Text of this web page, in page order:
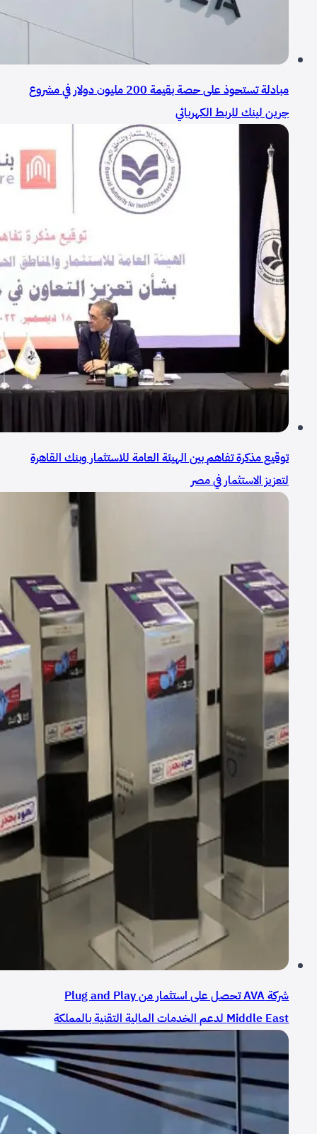
مبادلة تستحوذ على حصة بقيمة 200 مليون دولار في مشروع
جرين لينك للربط الكهربائي
توقيع مذكرة تفاهم بين الهيئة العامة للاستثمار وبنك القاهرة
لتعزيز الاستثمار في مصر
شركة AVA تحصل على استثمار من Plug and Play
Middle East لدعم الخدمات المالية التقنية بالمملكة